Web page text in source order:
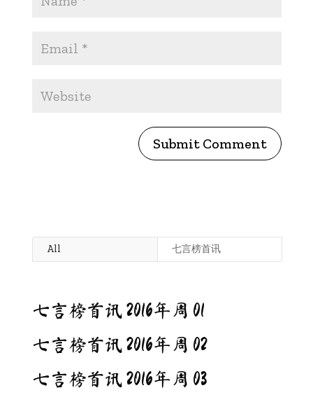
Submit Comment
All 七言榜首讯
七言榜首讯 2016年周 01
七言榜首讯 2016年周 02
七言榜首讯 2016年周 03